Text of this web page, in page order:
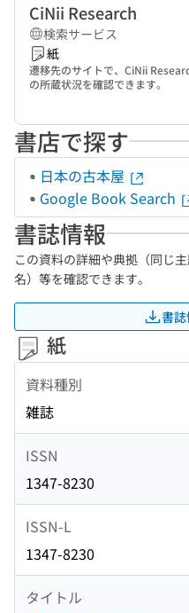
CiNii Research
検索サービス
紙
遷移先のサイトで、CiNii
の所蔵状況を確認できます。
書店で探す
日本の古本屋
Google Book Search
書誌情報
この資料の詳細や典拠（同じ
名）等を確認できます。
書
紙
資料種別
雑誌
ISSN
1347-8230
ISSN-L
1347-8230
タイトル